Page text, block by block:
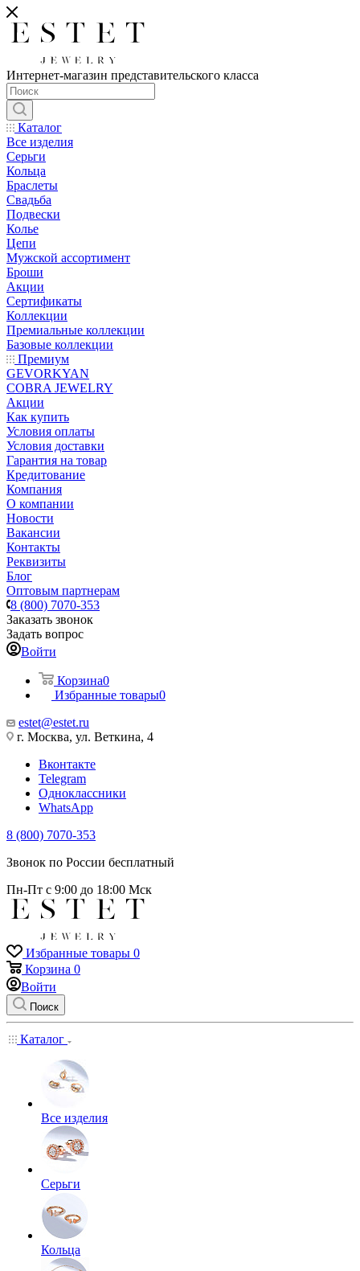
Интернет-магазин представительского класса
Каталог
Все изделия
Серьги
Кольца
Браслеты
Свадьба
Подвески
Колье
Цепи
Мужской ассортимент
Броши
Акции
Сертификаты
Коллекции
Премиальные коллекции
Базовые коллекции
Премиум
GEVORKYAN
COBRA JEWELRY
Акции
Как купить
Условия оплаты
Условия доставки
Гарантия на товар
Кредитование
Компания
О компании
Новости
Вакансии
Контакты
Реквизиты
Блог
Оптовым партнерам
8 (800) 7070-353
Заказать звонок
Задать вопрос
Войти
Корзина0
Избранные товары0
estet@estet.ru
г. Москва, ул. Веткина, 4
Вконтакте
Telegram
Одноклассники
WhatsApp
8 (800) 7070-353
Звонок по России бесплатный
Пн-Пт с 9:00 до 18:00 Мск
Избранные товары 0
Корзина 0
Войти
Поиск
Каталог
Все изделия
Серьги
Кольца